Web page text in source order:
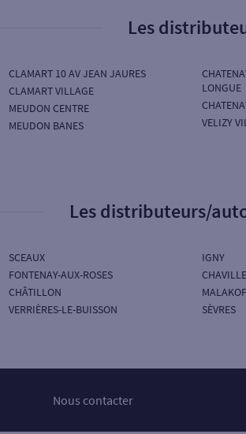
Les
CLAMART 10 AV JEAN JAURES
CLAMART VILLAGE
MEUDON CENTRE
MEUDON BANES
LONGUE
VELIZY
Les distributeurs/
SCEAUX
FONTENAY-AUX-ROSES
CHÂTILLON
VERRIÈRES-LE-BUISSON
IGNY
CHAVILLE
SÈVRES
Nous contacter